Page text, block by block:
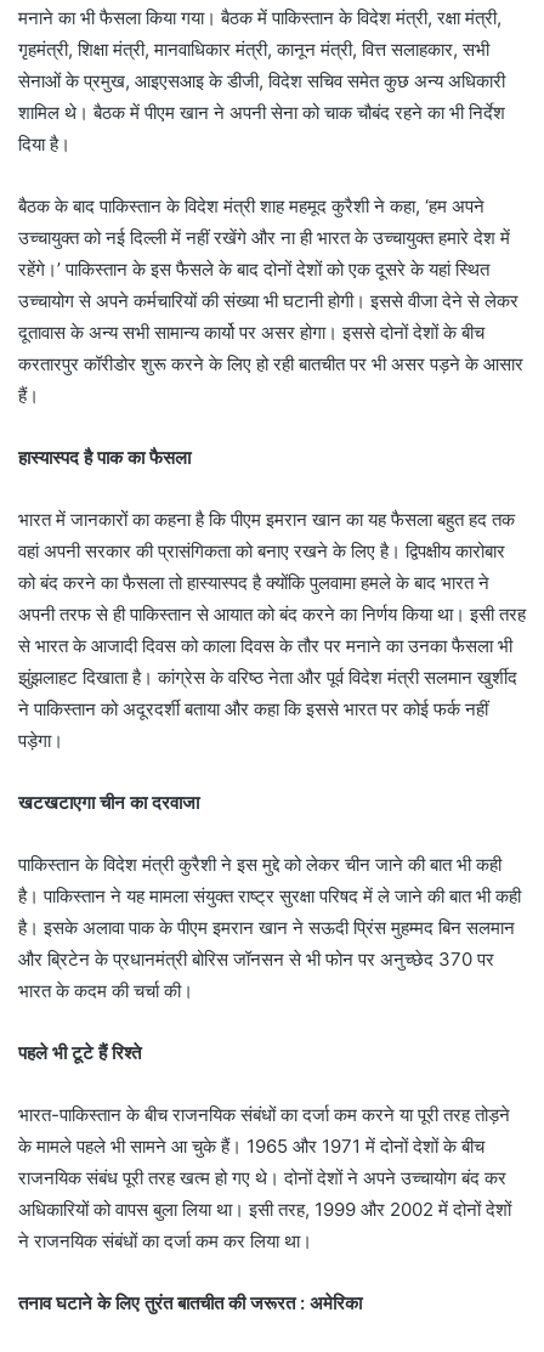
मनाने का भी फैसला किया गया। बैठक में पाकिस्तान के विदेश मंत्री, रक्षा मंत्री,
गृहमंत्री, शिक्षा मंत्री, मानवाधिकार मंत्री, कानून मंत्री, वित्त सलाहकार, सभी
सेनाओं के प्रमुख, आइएसआइ के डीजी, विदेश सचिव समेत कुछ अन्य अधिकारी
शामिल थे। बैठक में पीएम खान ने अपनी सेना को चाक चौबंद रहने का भी निर्देश
दिया है।
बैठक के बाद पाकिस्तान के विदेश मंत्री शाह महमूद कुरैशी ने कहा, ‘हम अपने
उच्चायुक्त को नई दिल्ली में नहीं रखेंगे और ना ही भारत के उच्चायुक्त हमारे देश में
रहेंगे।’ पाकिस्तान के इस फैसले के बाद दोनों देशों को एक दूसरे के यहां स्थित
उच्चायोग से अपने कर्मचारियों की संख्या भी घटानी होगी। इससे वीजा देने से लेकर
दूतावास के अन्य सभी सामान्य कार्यो पर असर होगा। इससे दोनों देशों के बीच
करतारपुर कॉरीडोर शुरू करने के लिए हो रही बातचीत पर भी असर पड़ने के आसार
हैं।
हास्यास्पद है पाक का फैसला
भारत में जानकारों का कहना है कि पीएम इमरान खान का यह फैसला बहुत हद तक
वहां अपनी सरकार की प्रासंगिकता को बनाए रखने के लिए है। द्विपक्षीय कारोबार
को बंद करने का फैसला तो हास्यास्पद है क्योंकि पुलवामा हमले के बाद भारत ने
अपनी तरफ से ही पाकिस्तान से आयात को बंद करने का निर्णय किया था। इसी तरह
से भारत के आजादी दिवस को काला दिवस के तौर पर मनाने का उनका फैसला भी
झुंझलाहट दिखाता है। कांग्रेस के वरिष्ठ नेता और पूर्व विदेश मंत्री सलमान खुर्शीद
ने पाकिस्तान को अदूरदर्शी बताया और कहा कि इससे भारत पर कोई फर्क नहीं
पड़ेगा।
खटखटाएगा चीन का दरवाजा
पाकिस्तान के विदेश मंत्री कुरैशी ने इस मुद्दे को लेकर चीन जाने की बात भी कही
है। पाकिस्तान ने यह मामला संयुक्त राष्ट्र सुरक्षा परिषद में ले जाने की बात भी कही
है। इसके अलावा पाक के पीएम इमरान खान ने सऊदी प्रिंस मुहम्मद बिन सलमान
और ब्रिटेन के प्रधानमंत्री बोरिस जॉनसन से भी फोन पर अनुच्छेद 370 पर
भारत के कदम की चर्चा की।
पहले भी टूटे हैं रिश्ते
भारत-पाकिस्तान के बीच राजनयिक संबंधों का दर्जा कम करने या पूरी तरह तोड़ने
के मामले पहले भी सामने आ चुके हैं। 1965 और 1971 में दोनों देशों के बीच
राजनयिक संबंध पूरी तरह खत्म हो गए थे। दोनों देशों ने अपने उच्चायोग बंद कर
अधिकारियों को वापस बुला लिया था। इसी तरह, 1999 और 2002 में दोनों देशों
ने राजनयिक संबंधों का दर्जा कम कर लिया था।
तनाव घटाने के लिए तुरंत बातचीत की जरूरत : अमेरिका